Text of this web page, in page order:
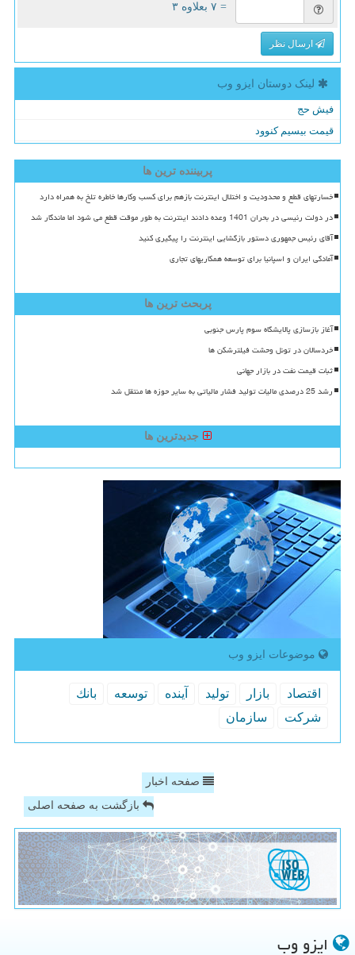
= ۷ بعلاوه ۳
ارسال نظر
لینک دوستان ایزو وب
فیش حج
قیمت بیسیم کنوود
پربیننده ترین ها
خسارتهای قطع و محدودیت و اختلال اینترنت بازهم برای کسب وکارها خاطره تلخ به همراه دارد
در دولت رئیسی در بحران 1401 وعده دادند اینترنت به طور موقت قطع می شود اما ماندگار شد
آقای رئیس جمهوری دستور بازگشایی اینترنت را پیگیری کنید
آمادگی ایران و اسپانیا برای توسعه همکاریهای تجاری
پربحث ترین ها
آغاز بازسازی پالایشگاه سوم پارس جنوبی
خردسالان در تونل وحشت فیلترشکن ها
ثبات قیمت نفت در بازار جهانی
رشد 25 درصدی مالیات تولید فشار مالیاتی به سایر حوزه ها منتقل شد
جدیدترین ها
موضوعات ایزو وب
اقتصاد بازار تولید آینده توسعه
بانك
شركت
سازمان
صفحه اخبار
بازگشت به صفحه اصلی
ایزو وب